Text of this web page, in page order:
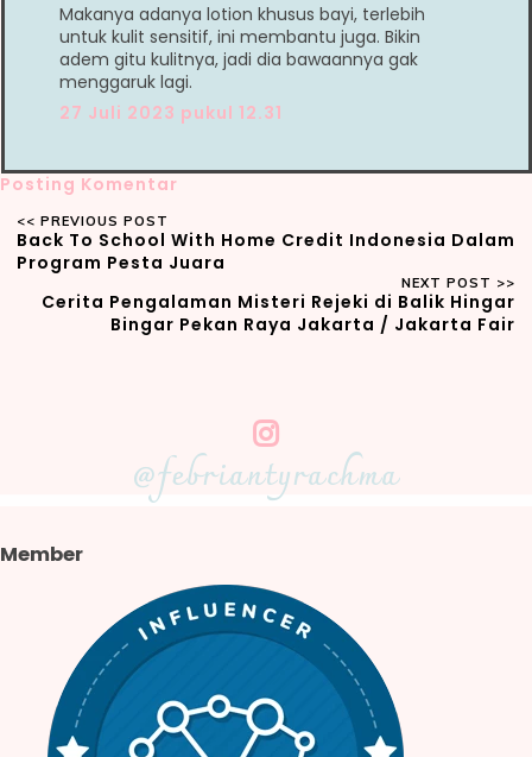
Makanya adanya lotion khusus bayi, terlebih
untuk kulit sensitif, ini membantu juga. Bikin
adem gitu kulitnya, jadi dia bawaannya gak
menggaruk lagi.
27 Juli 2023 pukul 12.31
Posting Komentar
Back To School With Home Credit Indonesia Dalam
Program Pesta Juara
Cerita Pengalaman Misteri Rejeki di Balik Hingar
Bingar Pekan Raya Jakarta / Jakarta Fair
@febriantyrachma
Member